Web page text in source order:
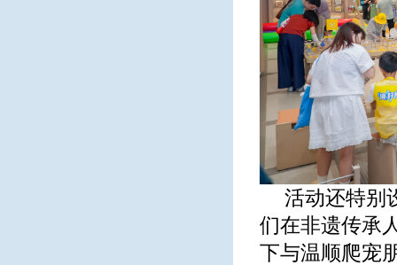
活动还特别
们在非遗传承
下与温顺爬宠